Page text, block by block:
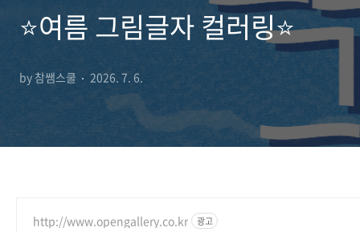
⭐여름 그림글자 컬러링⭐
by 참쌤스쿨 2026. 7. 6.
http://www.opengallery.co.kr 광고